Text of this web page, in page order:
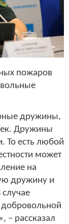
пожаров
дружины,
Дружины
То есть любой
может
на
дружину и
добровольной
– рассказал